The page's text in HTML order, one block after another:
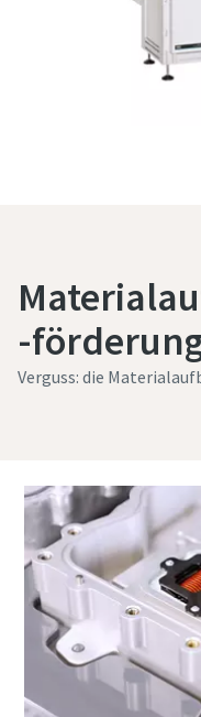
-
Verguss: die